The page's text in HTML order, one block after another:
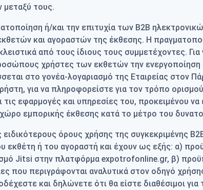
μεταξύ τους.
ή/και την επιτυχία των Β2Β
και αγοραστών της έκθεσης. Η
από τους ίδιους τους συμμετέχοντες.
χρήστες των εκθετών την
στο γονέα-λογαριασμό της Εταιρείας στον
για να πληροφορείστε για τον τρόπο
εφαρμογές και υπηρεσίες του, προκειμένου να
εμπορικής έκθεσης κατά το μέτρο του
όρους χρήσης της συγκεκριμένης
εκθέτη ή του αγοραστή και έχουν ως εξής: α)
Jitsi στην πλατφόρμα expotrofonline.gr, β)
που περιγράφονται αναλυτικά στον οδηγό
και δηλώνετε ότι θα είστε διαθέσιμοι